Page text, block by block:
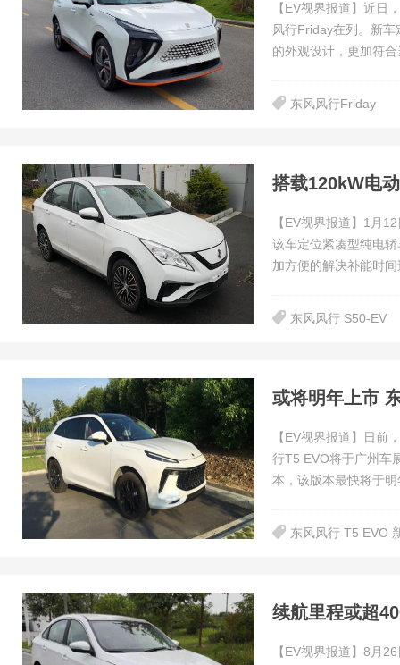
【EV视界报道】近日
风行Friday在列。新
的外观设计，更加符
东风风行Friday
搭载120kW电
【EV视界报道】1月
该车定位紧凑型纯电
加方便的解决补能时
东风风行 S50-EV
或将明年上市
【EV视界报道】日前
行T5 EVO将于广州车
本，该版本最快将于
东风风行 T5 EVO
续航里程或超
【EV视界报道】8月